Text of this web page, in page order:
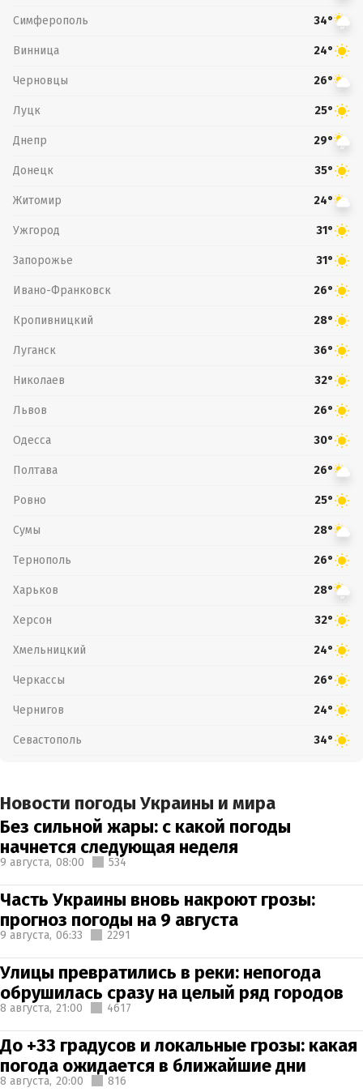
Симферополь 34°
Винница 24°
Черновцы 26°
Луцк 25°
Днепр 29°
Донецк 35°
Житомир 24°
Ужгород 31°
Запорожье 31°
Ивано-Франковск 26°
Кропивницкий 28°
Луганск 36°
Николаев 32°
Львов 26°
Одесса 30°
Полтава 26°
Ровно 25°
Сумы 28°
Тернополь 26°
Харьков 28°
Херсон 32°
Хмельницкий 24°
Черкассы 26°
Чернигов 24°
Севастополь 34°
Новости погоды Украины и мира
Без сильной жары: с какой погоды
начнется следующая неделя
9 августа, 08:00 534
Часть Украины вновь накроют грозы:
прогноз погоды на 9 августа
9 августа, 06:33 2291
Улицы превратились в реки: непогода
обрушилась сразу на целый ряд городов
8 августа, 21:00 4617
До +33 градусов и локальные грозы: какая
погода ожидается в ближайшие дни
8 августа, 20:00 816